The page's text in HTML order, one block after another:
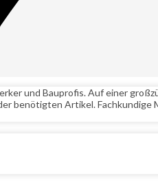
und Bauprofis. Auf einer
benötigten Artikel.